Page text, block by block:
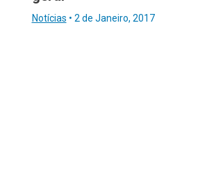
Notícias • 2 de Janeiro, 2017